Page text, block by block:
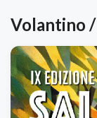
Volantino